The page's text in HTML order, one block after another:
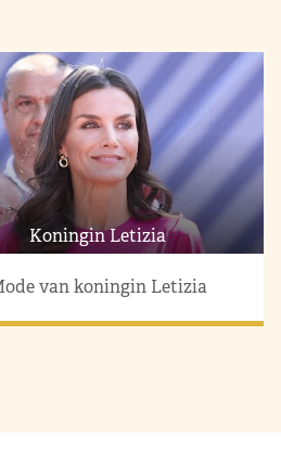
Koningin Letizia
van koningin Letizia